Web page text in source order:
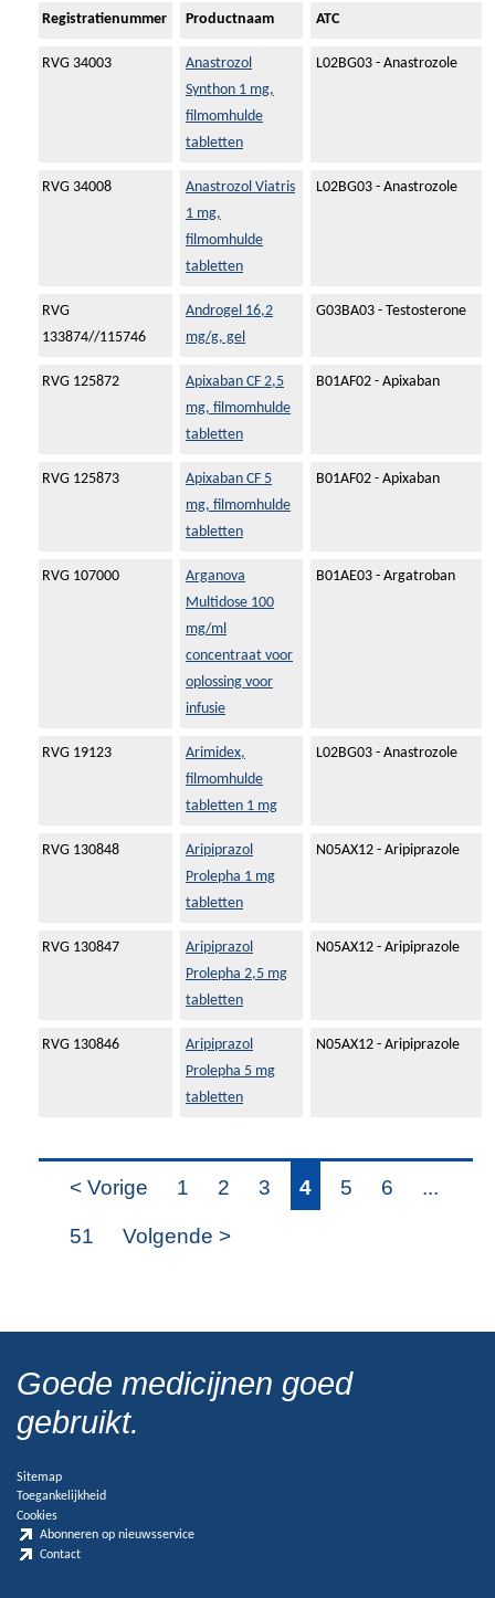
Registratienummer Productnaam ATC
RVG 34003
Anastrozol
Synthon 1 mg,
filmomhulde
tabletten
L02BG03 - Anastrozole
RVG 34008
Anastrozol Viatris
1 mg,
filmomhulde
tabletten
L02BG03 - Anastrozole
RVG
133874//115746
Androgel 16,2
mg/g, gel
G03BA03 - Testosterone
RVG 125872
Apixaban CF 2,5
mg, filmomhulde
tabletten
B01AF02 - Apixaban
RVG 125873
Apixaban CF 5
mg, filmomhulde
tabletten
B01AF02 - Apixaban
RVG 107000
Arganova
Multidose 100
mg/ml
concentraat voor
oplossing voor
infusie
B01AE03 - Argatroban
RVG 19123
Arimidex,
filmomhulde
tabletten 1 mg
L02BG03 - Anastrozole
RVG 130848
Aripiprazol
Prolepha 1 mg
tabletten
N05AX12 - Aripiprazole
RVG 130847
Aripiprazol
Prolepha 2,5 mg
tabletten
N05AX12 - Aripiprazole
RVG 130846
Aripiprazol
Prolepha 5 mg
tabletten
N05AX12 - Aripiprazole
< Vorige 1 2 3 4 5 6 ...
51 Volgende >
Goede medicijnen goed
gebruikt.
Sitemap
Toegankelijkheid
Cookies
Abonneren op nieuwsservice
Contact